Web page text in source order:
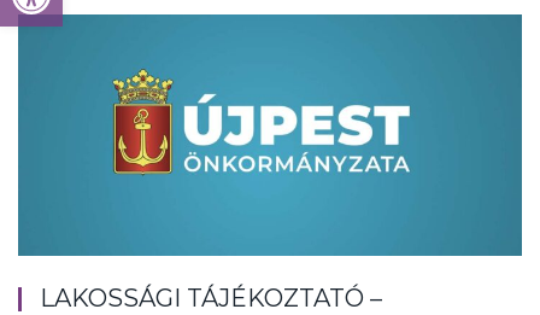
LAKOSSÁGI TÁJÉKOZTATÓ –